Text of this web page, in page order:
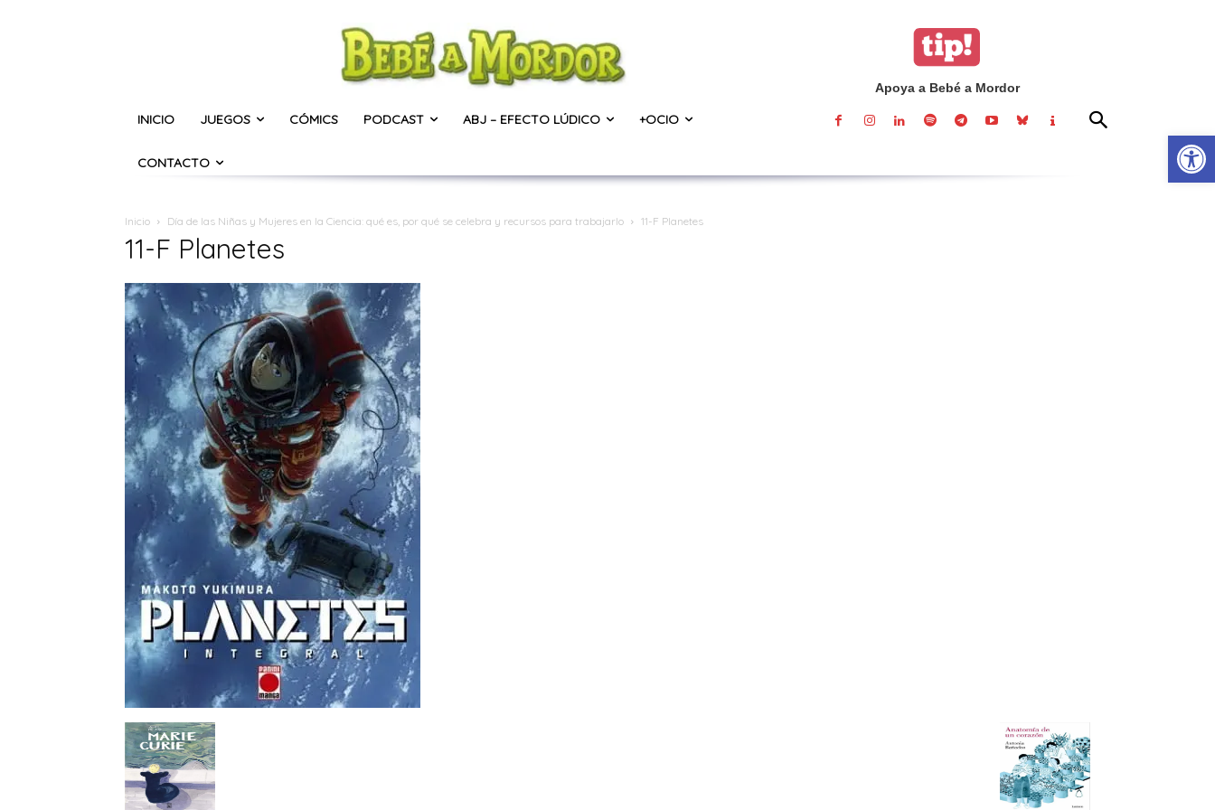
Apoya a Bebé a Mordor
INICIO JUEGOS CÓMICS PODCAST ABJ – EFECTO LÚDICO +OCIO
CONTACTO
Inicio Día de las Niñas y Mujeres en la Ciencia: qué es, por qué se celebra y recursos para trabajarlo 11-F Planetes
11-F Planetes